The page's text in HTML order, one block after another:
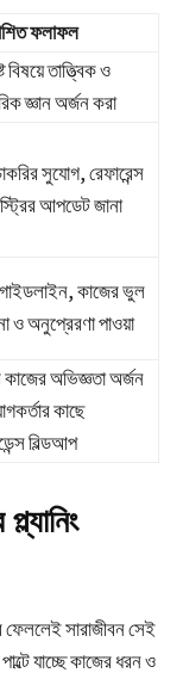
ফলাফল
বিষয়ে তাত্ত্বিক ও
জ্ঞান অর্জন করা
সুযোগ, রেফারেন্স
আপডেট জানা
কাজের ভুল
ও অনুপ্রেরণা পাওয়া
কাজের অভিজ্ঞতা অর্জন
কাছে
বিল্ডআপ
ফেললেই সারাজীবন সেই
যাচ্ছে কাজের ধরন ও